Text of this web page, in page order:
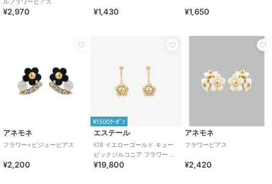
¥2,970 ¥1,430 ¥1,650
アネモネ
フラワー×ビジューピアス
¥2,200
¥1500ｸｰﾎﾟﾝ
エステール
K18 イエローゴールド キュー
ビックジルコニア フラワー ピ
アス
¥19,800
アネモネ
フラワーピアス
¥2,420